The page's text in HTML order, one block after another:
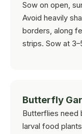
Sow on open,
Avoid heavily
borders, along
strips. Sow at
Butterfly
Butterflies need
larval food